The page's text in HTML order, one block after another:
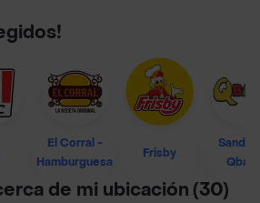
El Corral -
Hamburguesa
Frisby
de mi ubicación (30)